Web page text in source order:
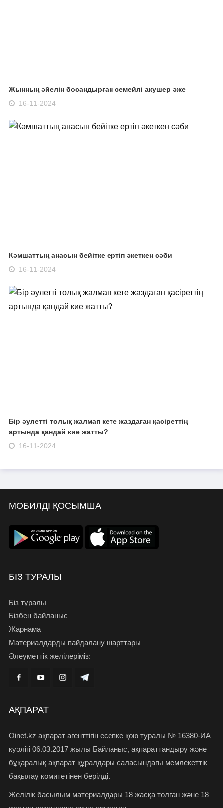
Жынның әйелін босандырған семейлі акушер әже
16-11-2024
Кәмшаттың анасын бейітке ертіп әкеткен сәби
16-11-2024
Бір әулетті толық жалмап кете жаздаған қасіреттің
артында қандай кие жатты?
16-11-2024
МОБИЛДІ ҚОСЫМША
БІЗ ТУРАЛЫ
Біз туралы
Бізбен байланыс
Жарнама
Материалдарды пайдалану шарттары
Әлеуметтік желілеріміз:
АҚПАРАТ
Oinet.kz ақпарат агенттігін есепке қою туралы № 16380-ИА
куәлігі 06.03.2017 жылы Байланыс, ақпараттандыру және
бұқаралық ақпарат құралдары саласындағы мемлекеттік
бақылау комитетінен берілді.
Желілік басылым материалдары 18 жасқа толған және 18